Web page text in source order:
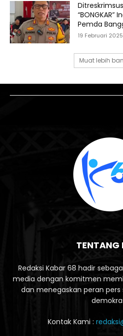
“BONGKAR”
Pemda
19 Februari 2025
Muat lebih
TENTANG
Redaksi Kabar 68 hadir
media dengan komitmen
dan menegaskan peran
Kontak Kami :